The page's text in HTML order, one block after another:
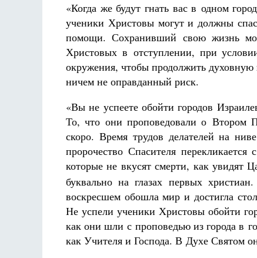
«Когда же будут гнать вас в одном
ученики Христовы могут и должны
помощи. Сохранивший свою жизнь
Христовых в отступлении, при
окружения, чтобы продолжить духовную
ничем не оправданный риск.
«Вы не успеете обойти городов
То, что они проповедовали о Втором
скоро. Время трудов делателей на
пророчество Спасителя
которые не вкусят смерти, как увидят
буквально на глазах первых
воскресшем обошла мир и достигла
Не успели ученики Христовы обойти
как они шли с проповедью из города в
как Учителя и Господа. В Духе Святом
Разлуки не будет
Фредерика де Грааф